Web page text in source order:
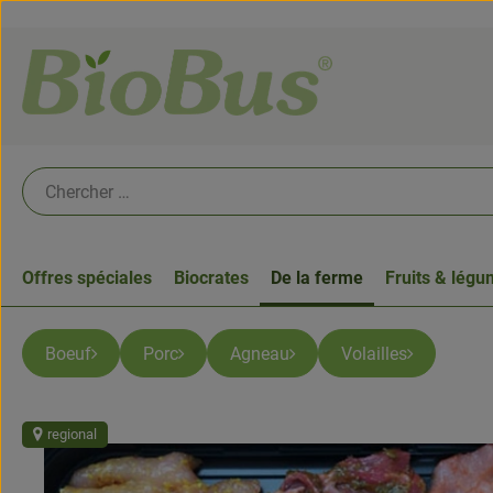
Offres spéciales Biocrates De la ferme Fruits &
Boeuf Porc Agneau Volailles
regional